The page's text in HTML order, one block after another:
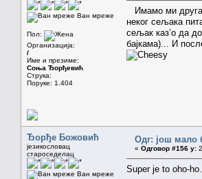
Ван мреже
Пол:
Организација:
/
Име и презиме:
Соња Ђорђевић
Струка:
Поруке: 1.404
Имамо ми
неког сељака
сељак каз’о да
бајкама)... И
Ђорђе Божовић
језикословац
староседелац
Ван мреже
Одг: још мало
« Одговор #156 у:
Super je to oho-ho.